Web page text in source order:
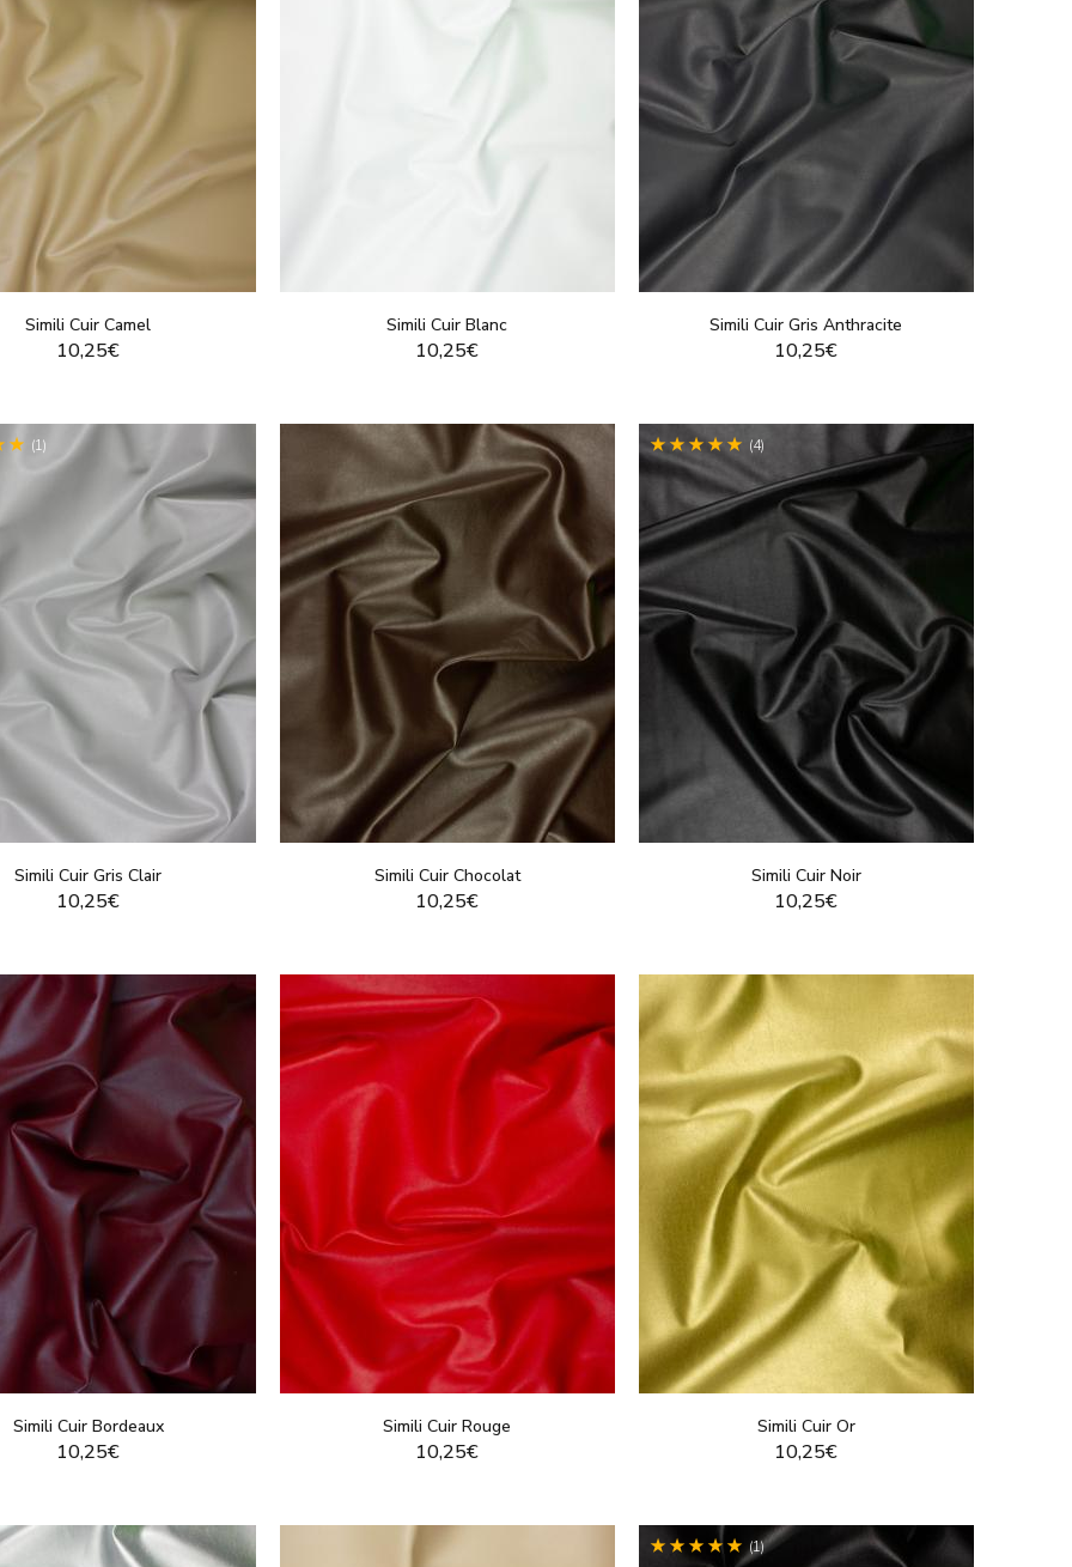
Simili Cuir Camel
10,25€
VOIR LE PRODUIT
Simili Cuir Blanc
10,25€
VOIR LE PRODUIT
Simili Cuir Gris Anthracite
10,25€
VOIR LE PRODUIT
(1)
Simili Cuir Gris Clair
10,25€
VOIR LE PRODUIT
Simili Cuir Chocolat
10,25€
(4)
Simili Cuir Noir
10,25€
VOIR LE PRODUIT
Simili Cuir Bordeaux
10,25€
VOIR LE PRODUIT
Simili Cuir Rouge
10,25€
VOIR LE PRODUIT
Simili Cuir Or
10,25€
VOIR LE PRODUIT
(1)